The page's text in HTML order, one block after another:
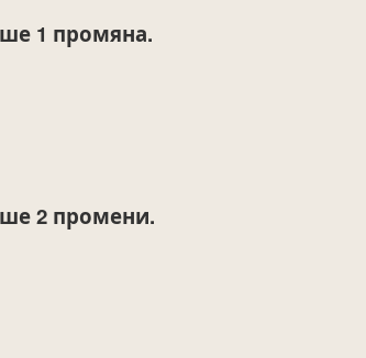
1 промяна.
2 промени.